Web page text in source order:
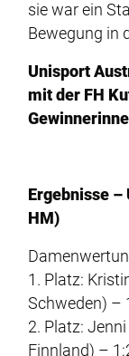
sie war ein
Bewegung in
Unisport
mit der FH
Ergebnisse
HM)
1. Platz:
Schweden) –
2. Platz:
Finnland) –